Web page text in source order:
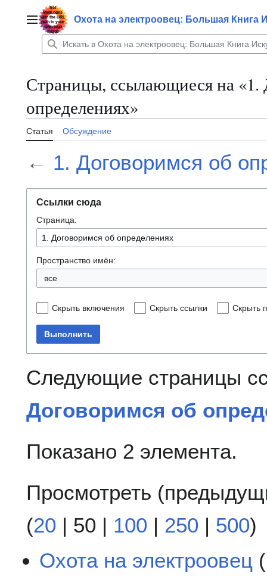
содержаниюГлавное менюОхота на электроовец: Большая Книга
Страницы, ссылающиеся на «1.
определениях»
Статья Обсуждение
← 1. Договоримся об
Ссылки сюда
Страница:
Пространство имён:
все
Скрыть включения Скрыть ссылки Скрыть
Выполнить
Следующие страницы
Договоримся об
Показано 2 элемента.
Просмотреть (
(20 | 50 | 100 | 250 | 500)
Охота на электроовец (